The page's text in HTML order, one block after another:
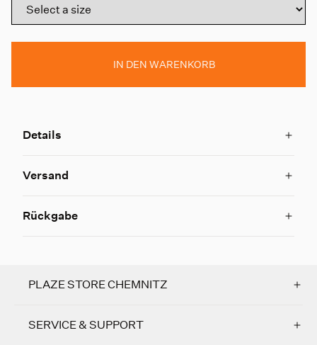
IN DEN WARENKORB
Details
Versand
Rückgabe
PLAZE STORE CHEMNITZ
SERVICE & SUPPORT